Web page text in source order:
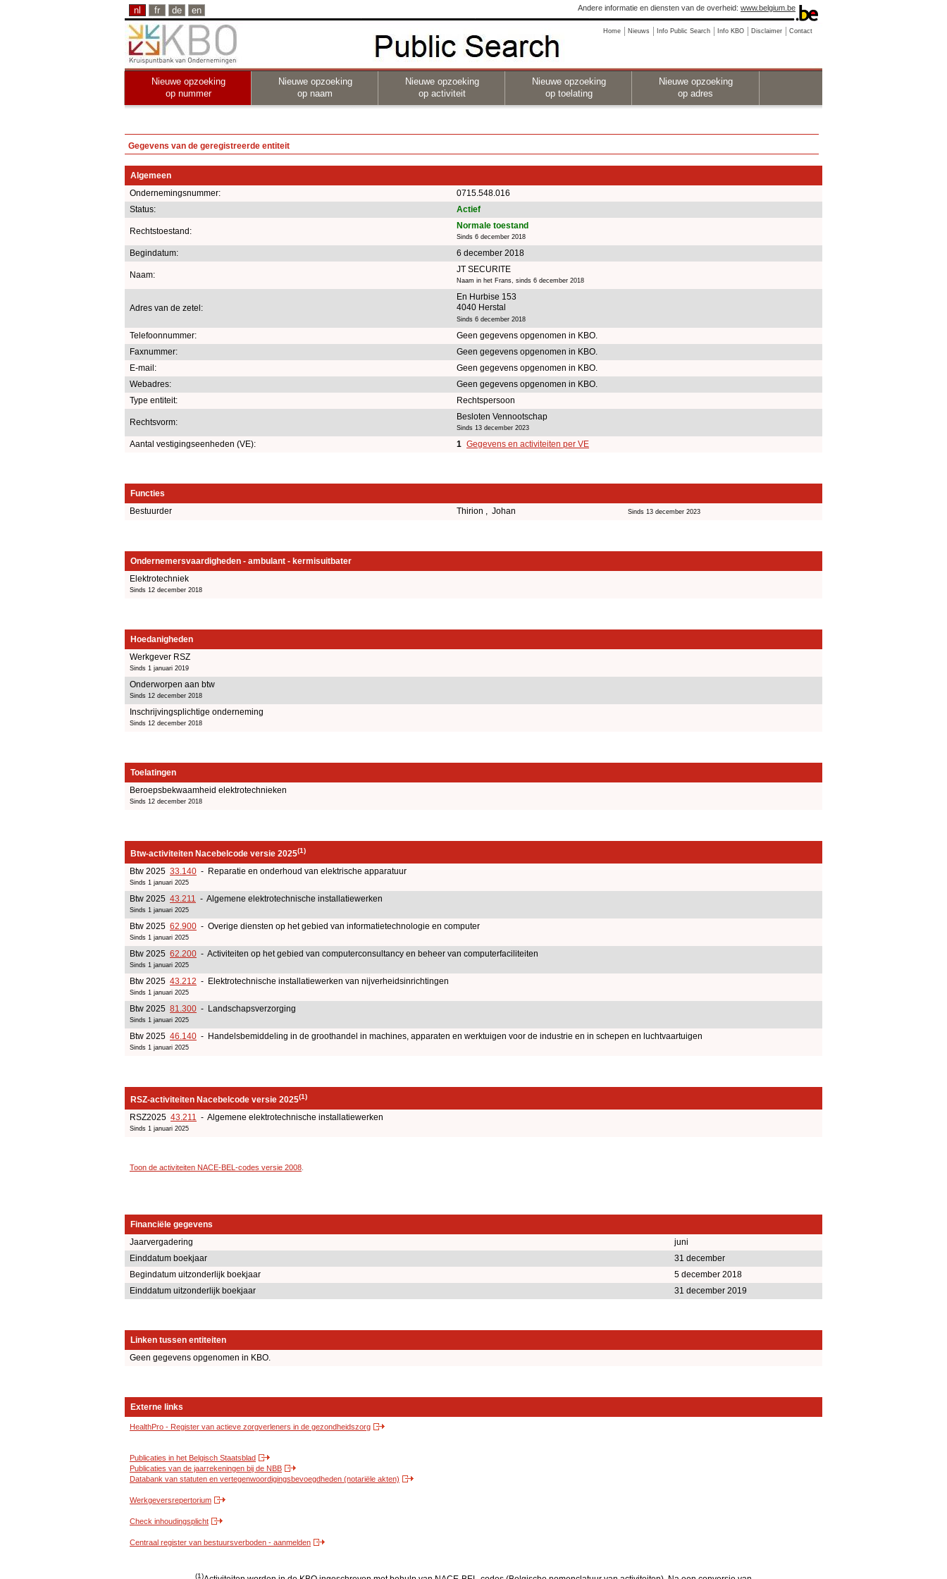
nl fr de en Andere informatie en diensten van de overheid: www.belgium.be
Home Nieuws Info Public Search Info KBO Disclaimer Contact
Nieuwe opzoeking
op nummer
Nieuwe opzoeking
op naam
Nieuwe opzoeking
op activiteit
Nieuwe opzoeking
op toelating
Nieuwe opzoeking
op adres
Gegevens van de geregistreerde entiteit
Algemeen
Ondernemingsnummer:
0715.548.016
Status:
Actief
Rechtstoestand:
Normale toestand
Sinds 6 december 2018
Begindatum: 6 december 2018
Naam:
JT SECURITE
Naam in het Frans, sinds 6 december 2018
Adres van de zetel:
En Hurbise 153
4040 Herstal
Sinds 6 december 2018
Telefoonnummer:
Geen gegevens opgenomen in KBO.
Faxnummer:
Geen gegevens opgenomen in KBO.
E-mail:
Geen gegevens opgenomen in KBO.
Webadres:
Geen gegevens opgenomen in KBO.
Type entiteit:
Rechtspersoon
Rechtsvorm:
Besloten Vennootschap
Sinds 13 december 2023
Aantal vestigingseenheden (VE): 1 Gegevens en activiteiten per VE
Functies
Bestuurder
Thirion , Johan Sinds 13 december 2023
Ondernemersvaardigheden - ambulant - kermisuitbater
Elektrotechniek
Sinds 12 december 2018
Hoedanigheden
Werkgever RSZ
Sinds 1 januari 2019
Onderworpen aan btw
Sinds 12 december 2018
Inschrijvingsplichtige onderneming
Sinds 12 december 2018
Toelatingen
Beroepsbekwaamheid elektrotechnieken
Sinds 12 december 2018
Btw-activiteiten Nacebelcode versie 2025(1)
Btw 2025 33.140 - Reparatie en onderhoud van elektrische apparatuur
Sinds 1 januari 2025
Btw 2025 43.211 - Algemene elektrotechnische installatiewerken
Sinds 1 januari 2025
Btw 2025 62.900 - Overige diensten op het gebied van informatietechnologie en computer
Sinds 1 januari 2025
Btw 2025 62.200 - Activiteiten op het gebied van computerconsultancy en beheer van computerfaciliteiten
Sinds 1 januari 2025
Btw 2025 43.212 - Elektrotechnische installatiewerken van nijverheidsinrichtingen
Sinds 1 januari 2025
Btw 2025 81.300 - Landschapsverzorging
Sinds 1 januari 2025
Btw 2025 46.140 - Handelsbemiddeling in de groothandel in machines, apparaten en werktuigen voor de industrie en in schepen en luchtvaartuigen
Sinds 1 januari 2025
RSZ-activiteiten Nacebelcode versie 2025(1)
RSZ2025 43.211 - Algemene elektrotechnische installatiewerken
Sinds 1 januari 2025
Toon de activiteiten NACE-BEL-codes versie 2008
Financiële gegevens
Jaarvergadering
juni
Einddatum boekjaar
31 december
Begindatum uitzonderlijk boekjaar
5 december 2018
Einddatum uitzonderlijk boekjaar
31 december 2019
Linken tussen entiteiten
Geen gegevens opgenomen in KBO.
Externe links
HealthPro - Register van actieve zorgverleners in de gezondheidszorg
Publicaties in het Belgisch Staatsblad
Publicaties van de jaarrekeningen bij de NBB
Databank van statuten en vertegenwoordigingsbevoegdheden (notariële akten)
Werkgeversrepertorium
Check inhoudingsplicht
Centraal register van bestuursverboden - aanmelden
(1)